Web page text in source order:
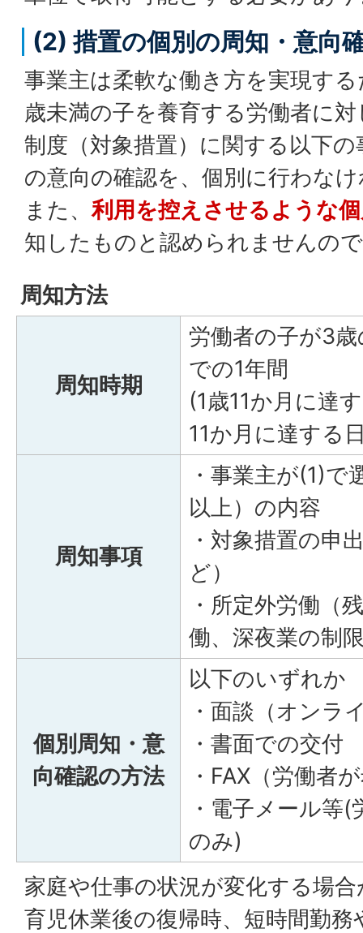
(2) 措置の個別の周知・意向
事業主は柔軟な働き方を実現す
歳未満の子を養育する労働者に
制度（対象措置）に関する以下
の意向の確認を、個別に行わな
また、利用を控えさせるような
知したものと認められませんの
周知方法
周知時期
労働者の子が3
での1年間
(1歳11か月に達
11か月に達する
周知事項
・事業主が(1)で
以上）の内容
・対象措置の申
ど）
・所定外労働（
働、深夜業の制
個別周知・意
向確認の方法
以下のいずれか
・面談（オンラ
・書面での交付
・FAX（労働者
・電子メール等
のみ)
家庭や仕事の状況が変化する場
育児休業後の復帰時、短時間勤